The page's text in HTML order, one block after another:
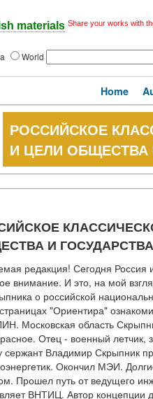
materials Share your works with
World
Home
РОССИЙСКОЕ
И ЦЕЛИ ОБЩЕСТВА
И ГОСУДАРСТВА
редакция! Сегодня
внимание. И это, на мой
о российской
"Ориентира"
Московская область
Отец - военный
сержант Владимир Скрыпник
Окончил МЭИ.
Прошел путь от ведущего
ВНТИЦ. Автор